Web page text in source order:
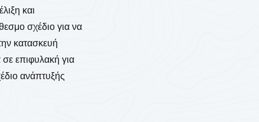
και
σχέδιο για να
κατασκευή
επιφυλακή για
ανάπτυξής